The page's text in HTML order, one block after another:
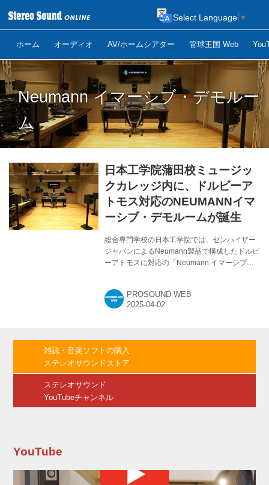
ホーム オーディオ AV/ホームシアター 管球王国 Web
Select Language ▼
Neumann イマーシブ・デモルー
ム
日本工学院蒲田校ミュージッ
クカレッジ内に、ドルビーア
トモス対応のNEUMANNイマ
ーシブ・デモルームが誕生
総合専⾨学校の⽇本⼯学院では、ゼンハイザー
ジャパンによるNeumann製品で構成したドルビ
ーアトモスに対応の「Neumann イマーシブ・
した。 同ブランドのドルビーアトモス対応イマ
ーシブ・デモルームは国内初で、今後同社によ
り深く学べる場として、同科の実習にも活⽤し
ていくとのこと。 臨場感や迫⼒が特⻑のイマー
PROSOUND WEB
雑誌・音楽ソフトの購入
ステレオサウンドストア
ステレオサウンド
YouTubeチャンネル
YouTube